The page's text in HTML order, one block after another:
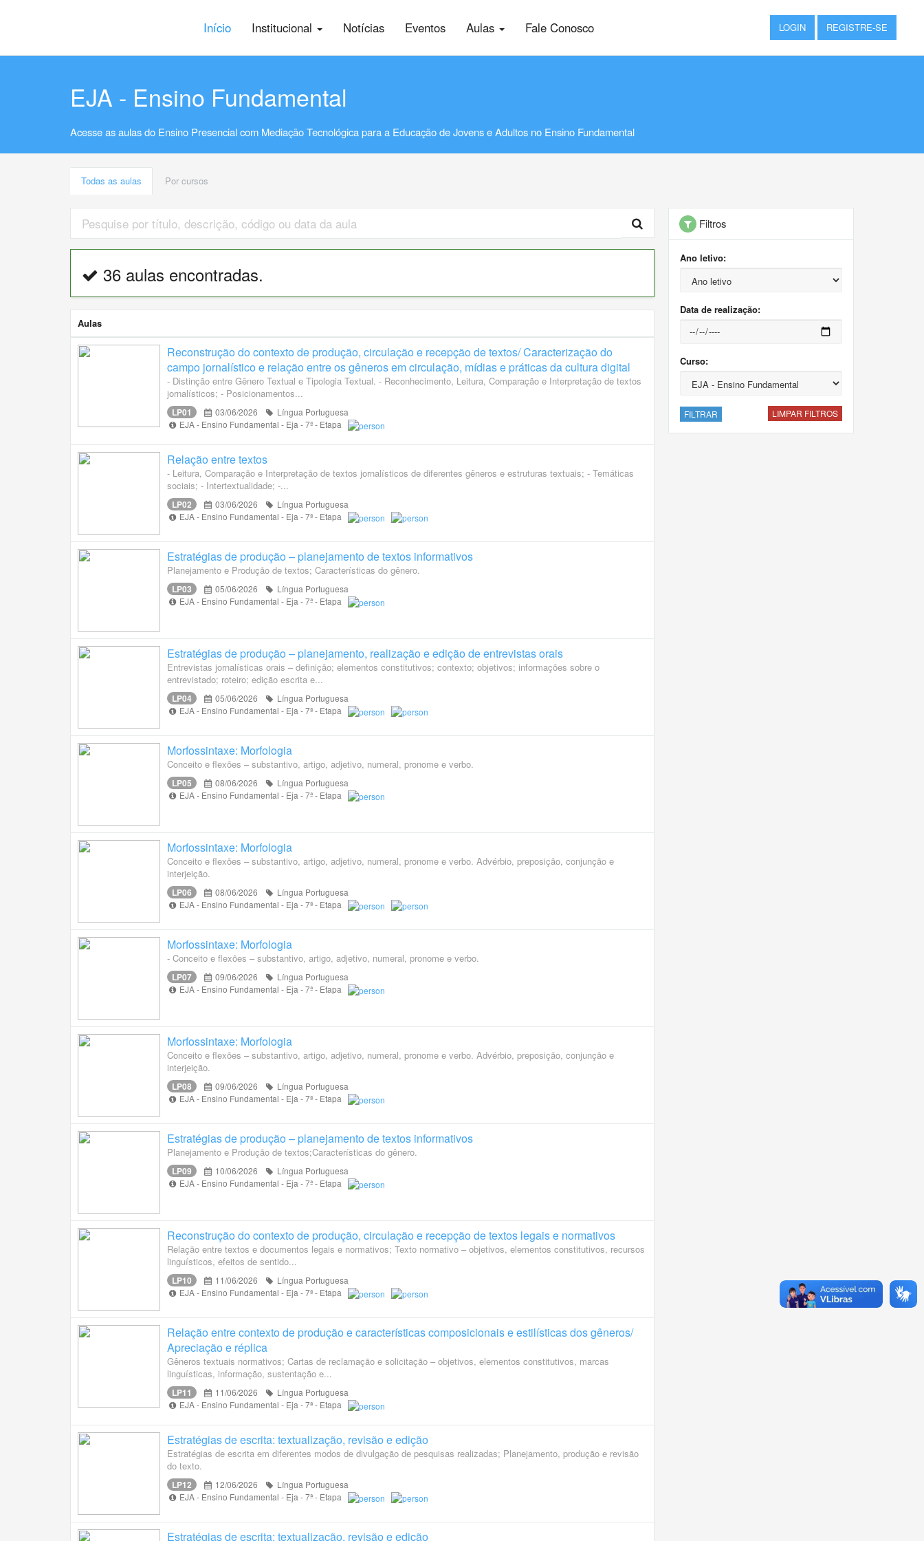
Início Institucional Notícias Eventos Aulas Fale Conosco LOGIN REGISTRE-SE
EJA - Ensino Fundamental
Acesse as aulas do Ensino Presencial com Mediação Tecnológica para a Educação de Jovens e Adultos no Ensino Fundamental
Todas as aulas Por cursos
36 aulas encontradas.
Aulas
Reconstrução do contexto de produção, circulação e recepção de textos/ Caracterização do
campo jornalístico e relação entre os gêneros em circulação, mídias e práticas da cultura digital
- Distinção entre Gênero Textual e Tipologia Textual. - Reconhecimento, Leitura, Comparação e Interpretação de textos
jornalísticos; - Posicionamentos...
LP01 03/06/2026
Língua Portuguesa
EJA - Ensino Fundamental - Eja - 7ª - Etapa
Relação entre textos
- Leitura, Comparação e Interpretação de textos jornalísticos de diferentes gêneros e estruturas textuais; - Temáticas
sociais; - Intertextualidade; -...
LP02 03/06/2026
Língua Portuguesa
EJA - Ensino Fundamental - Eja - 7ª - Etapa
Estratégias de produção – planejamento de textos informativos
Planejamento e Produção de textos; Características do gênero.
LP03 05/06/2026
Língua Portuguesa
EJA - Ensino Fundamental - Eja - 7ª - Etapa
Estratégias de produção – planejamento, realização e edição de entrevistas orais
Entrevistas jornalísticas orais – definição; elementos constitutivos; contexto; objetivos; informações sobre o
entrevistado; roteiro; edição escrita e...
LP04 05/06/2026
Língua Portuguesa
EJA - Ensino Fundamental - Eja - 7ª - Etapa
Morfossintaxe: Morfologia
Conceito e flexões – substantivo, artigo, adjetivo, numeral, pronome e verbo.
LP05 08/06/2026
Língua Portuguesa
EJA - Ensino Fundamental - Eja - 7ª - Etapa
Morfossintaxe: Morfologia
Conceito e flexões – substantivo, artigo, adjetivo, numeral, pronome e verbo. Advérbio, preposição, conjunção e
interjeição.
LP06 08/06/2026
Língua Portuguesa
EJA - Ensino Fundamental - Eja - 7ª - Etapa
Morfossintaxe: Morfologia
- Conceito e flexões – substantivo, artigo, adjetivo, numeral, pronome e verbo.
LP07 09/06/2026
Língua Portuguesa
EJA - Ensino Fundamental - Eja - 7ª - Etapa
Morfossintaxe: Morfologia
Conceito e flexões – substantivo, artigo, adjetivo, numeral, pronome e verbo. Advérbio, preposição, conjunção e
interjeição.
LP08 09/06/2026
Língua Portuguesa
EJA - Ensino Fundamental - Eja - 7ª - Etapa
Estratégias de produção – planejamento de textos informativos
Planejamento e Produção de textos;Características do gênero.
LP09 10/06/2026
Língua Portuguesa
EJA - Ensino Fundamental - Eja - 7ª - Etapa
Reconstrução do contexto de produção, circulação e recepção de textos legais e normativos
Relação entre textos e documentos legais e normativos; Texto normativo – objetivos, elementos constitutivos, recursos
linguísticos, efeitos de sentido...
LP10 11/06/2026
Língua Portuguesa
EJA - Ensino Fundamental - Eja - 7ª - Etapa
Relação entre contexto de produção e características composicionais e estilísticas dos gêneros/
Apreciação e réplica
Gêneros textuais normativos; Cartas de reclamação e solicitação – objetivos, elementos constitutivos, marcas
linguísticas, informação, sustentação e...
LP11 11/06/2026
Língua Portuguesa
EJA - Ensino Fundamental - Eja - 7ª - Etapa
Estratégias de escrita: textualização, revisão e edição
Estratégias de escrita em diferentes modos de divulgação de pesquisas realizadas; Planejamento, produção e revisão
do texto.
LP12 12/06/2026
Língua Portuguesa
EJA - Ensino Fundamental - Eja - 7ª - Etapa
Estratégias de escrita: textualização, revisão e edição
Filtros
Ano letivo:
Data de realização:
Curso:
FILTRAR LIMPAR FILTROS